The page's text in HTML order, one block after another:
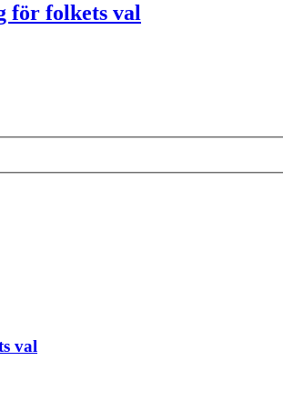
för folkets val
val